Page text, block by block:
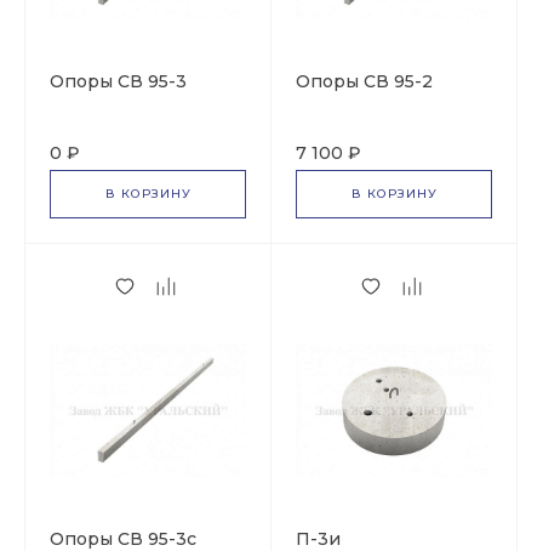
Опоры СВ 95-3
0 ₽
В КОРЗИНУ
Опоры СВ 95-2
7 100 ₽
В КОРЗИНУ
Опоры СВ 95-3с П-3и